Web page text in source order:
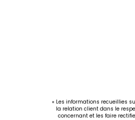
« Les informations recueillies
la relation client dans le
concernant et les faire